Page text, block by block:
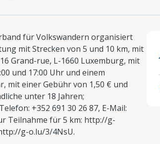
für Volkswandern organisiert
mit Strecken von 5 und 10 km, mit
Grand-rue, L-1660 Luxemburg, mit
und 17:00 Uhr und einem
mit einer Gebühr von 1,50 € und
unter 18 Jahren;
+352 691 30 26 87, E-Mail:
Teilnahme für 5 km: http://g-
g-o.lu/3/4NsU.